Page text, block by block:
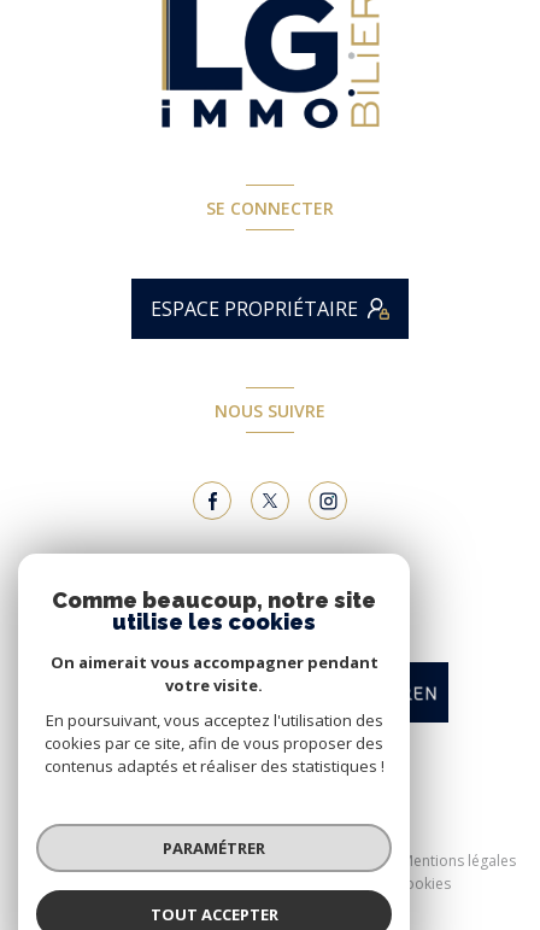
SE CONNECTER
ESPACE PROPRIÉTAIRE
NOUS SUIVRE
NOUS ADHÉRONS
© 2026 | Tous droits réservés
Nos honoraires
Nos partenaires
Mentions légales
Cookies
Comme beaucoup, notre site
utilise les cookies
On aimerait vous accompagner pendant
votre visite.
En poursuivant, vous acceptez l'utilisation des
cookies par ce site, afin de vous proposer des
contenus adaptés et réaliser des statistiques !
PARAMÉTRER
TOUT ACCEPTER